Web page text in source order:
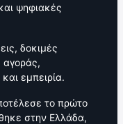
ψηφιακές
δοκιμές
αγοράς,
εμπειρία.
το πρώτο
στην Ελλάδα,